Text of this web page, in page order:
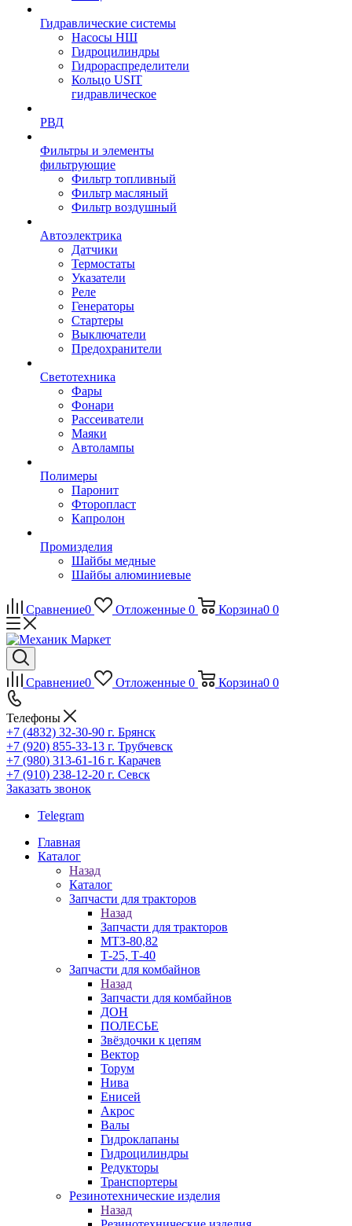
Гидравлические системы
Насосы НШ
Гидроцилиндры
Гидрораспределители
Кольцо USIT
гидравлическое
РВД
Фильтры и элементы
фильтрующие
Фильтр топливный
Фильтр масляный
Фильтр воздушный
Автоэлектрика
Датчики
Термостаты
Указатели
Реле
Генераторы
Стартеры
Выключатели
Предохранители
Светотехника
Фары
Фонари
Рассеиватели
Маяки
Автолампы
Полимеры
Паронит
Фторопласт
Капролон
Промизделия
Шайбы медные
Шайбы алюминиевые
Сравнение0 Отложенные 0 Корзина0 0
Сравнение0 Отложенные 0 Корзина0 0
Телефоны
+7 (4832) 32-30-90 г. Брянск
+7 (920) 855-33-13 г. Трубчевск
+7 (980) 313-61-16 г. Карачев
+7 (910) 238-12-20 г. Севск
Заказать звонок
Telegram
Главная
Каталог
Назад
Каталог
Запчасти для тракторов
Назад
Запчасти для тракторов
МТЗ-80,82
Т-25, Т-40
Запчасти для комбайнов
Назад
Запчасти для комбайнов
ДОН
ПОЛЕСЬЕ
Звёздочки к цепям
Вектор
Торум
Нива
Енисей
Акрос
Валы
Гидроклапаны
Гидроцилиндры
Редукторы
Транспортеры
Резинотехнические изделия
Назад